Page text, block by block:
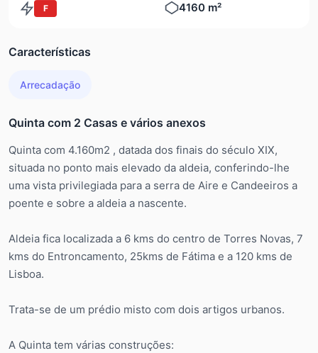
F
4160 m²
Características
Arrecadação
Quinta com 2 Casas e vários anexos
Quinta com 4.160m2 , datada dos finais do século XIX,
situada no ponto mais elevado da aldeia, conferindo-lhe
uma vista privilegiada para a serra de Aire e Candeeiros a
poente e sobre a aldeia a nascente.
Aldeia fica localizada a 6 kms do centro de Torres Novas, 7
kms do Entroncamento, 25kms de Fátima e a 120 kms de
Lisboa.
Trata-se de um prédio misto com dois artigos urbanos.
A Quinta tem várias construções: